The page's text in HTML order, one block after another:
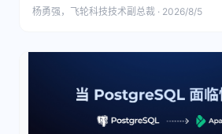
杨勇强，飞轮科技技术副总裁 · 2026/8/5